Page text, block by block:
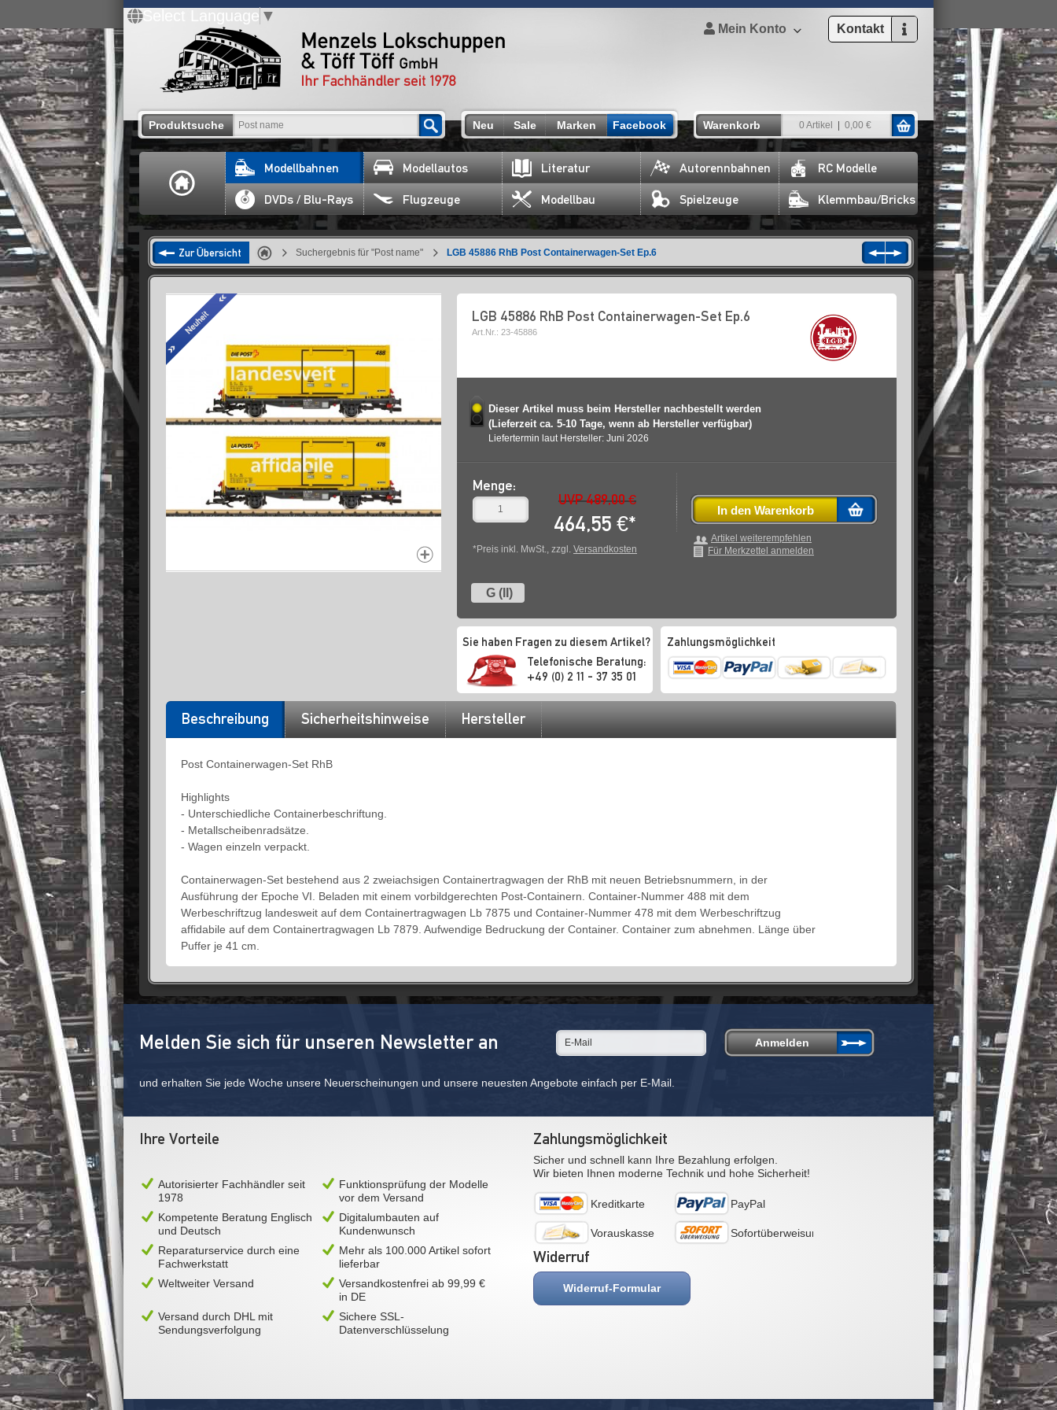
Select Language ▼
Mein Konto Kontakt
Produktsuche Neu Sale Marken Facebook Warenkorb 0 Artikel 0,00 €
Modellbahnen Modellautos Literatur Autorennbahnen RC Modelle
DVDs / Blu-Rays Flugzeuge Modellbau Spielzeuge Klemmbau/Bricks
Zur Übersicht Suchergebnis für "Post name" LGB 45886 RhB Post Containerwagen-Set Ep.6
LGB 45886 RhB Post Containerwagen-Set Ep.6
Art.Nr.: 23-45886
Dieser Artikel muss beim Hersteller nachbestellt werden
(Lieferzeit ca. 5-10 Tage, wenn ab Hersteller verfügbar)
Liefertermin laut Hersteller: Juni 2026
Menge:
UVP 489,00 €
464,55 €*
*Preis inkl. MwSt., zzgl. Versandkosten
In den Warenkorb
Artikel weiterempfehlen
Für Merkzettel anmelden
G (II)
Sie haben Fragen zu diesem Artikel?
Telefonische Beratung:
+49 (0) 2 11 - 37 35 01
Zahlungsmöglichkeit
Beschreibung Sicherheitshinweise Hersteller
Post Containerwagen-Set RhB
Highlights
- Unterschiedliche Containerbeschriftung.
- Metallscheibenradsätze.
- Wagen einzeln verpackt.
Containerwagen-Set bestehend aus 2 zweiachsigen Containertragwagen der RhB mit neuen Betriebsnummern, in der
Ausführung der Epoche VI. Beladen mit einem vorbildgerechten Post-Containern. Container-Nummer 488 mit dem
Werbeschriftzug landesweit auf dem Containertragwagen Lb 7875 und Container-Nummer 478 mit dem Werbeschriftzug
affidabile auf dem Containertragwagen Lb 7879. Aufwendige Bedruckung der Container. Container zum abnehmen. Länge über
Puffer je 41 cm.
Melden Sie sich für unseren Newsletter an
und erhalten Sie jede Woche unsere Neuerscheinungen und unsere neuesten Angebote einfach per E-Mail.
Ihre Vorteile
Autorisierter Fachhändler seit
1978
Funktionsprüfung der Modelle
vor dem Versand
Kompetente Beratung Englisch
und Deutsch
Digitalumbauten auf
Kundenwunsch
Reparaturservice durch eine
Fachwerkstatt
Mehr als 100.000 Artikel sofort
lieferbar
Weltweiter Versand
Versandkostenfrei ab 99,99 €
in DE
Versand durch DHL mit
Sendungsverfolgung
Sichere SSL-
Datenverschlüsselung
Zahlungsmöglichkeit
Sicher und schnell kann Ihre Bezahlung erfolgen.
Wir bieten Ihnen moderne Technik und hohe Sicherheit!
Kreditkarte PayPal
Vorauskasse Sofortüberweisung
Widerruf
Widerruf-Formular